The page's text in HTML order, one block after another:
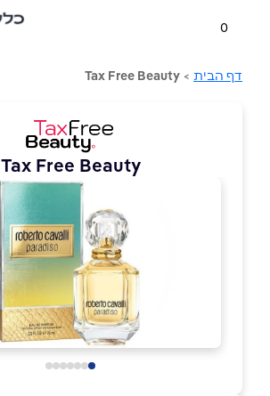
0
דף הבית >
Tax Free Beauty
Tax Free Beauty